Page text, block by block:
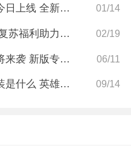
新《云梦四时歌》新版本今日上线 全新主线剧情一同开启 01/14
《魔域》喜迎新春开门红 复苏福利助力全民贺岁 02/19
《热血江湖》全新版本即将来袭 新版专题抢先上线 06/11
英雄联盟时间刺客最新出装是什么 英雄联盟时间刺客最新出装介绍 09/14